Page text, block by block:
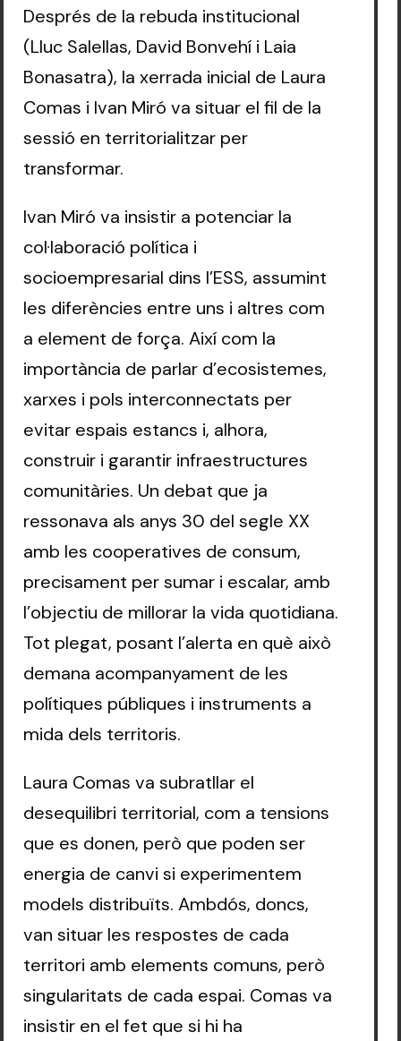
Després de la rebuda institucional
(Lluc Salellas, David Bonvehí i Laia
Bonasatra), la xerrada inicial de Laura
Comas i Ivan Miró va situar el fil de la
sessió en territorialitzar per
transformar.
Ivan Miró va insistir a potenciar la
col·laboració política i
socioempresarial dins l’ESS, assumint
les diferències entre uns i altres com
a element de força. Així com la
importància de parlar d’ecosistemes,
xarxes i pols interconnectats per
evitar espais estancs i, alhora,
construir i garantir infraestructures
comunitàries. Un debat que ja
ressonava als anys 30 del segle XX
amb les cooperatives de consum,
precisament per sumar i escalar, amb
l’objectiu de millorar la vida quotidiana.
Tot plegat, posant l’alerta en què això
demana acompanyament de les
polítiques públiques i instruments a
mida dels territoris.
Laura Comas va subratllar el
desequilibri territorial, com a tensions
que es donen, però que poden ser
energia de canvi si experimentem
models distribuïts. Ambdós, doncs,
van situar les respostes de cada
territori amb elements comuns, però
singularitats de cada espai. Comas va
insistir en el fet que si hi ha